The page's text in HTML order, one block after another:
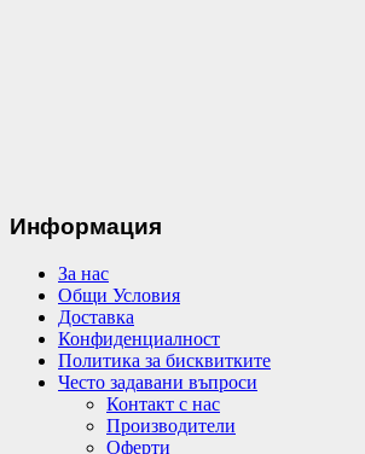
Информация
За нас
Общи Условия
Доставка
Конфиденциалност
Политика за бисквитките
Често задавани въпроси
Контакт с нас
Производители
Оферти